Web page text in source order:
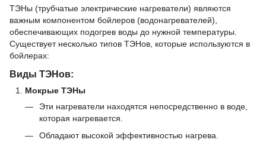
ТЭНы (трубчатые электрические нагреватели) являются
важным компонентом бойлеров (водонагревателей),
обеспечивающих подогрев воды до нужной температуры.
Существует несколько типов ТЭНов, которые используются в
бойлерах:
Виды ТЭНов:
Мокрые ТЭНы
Эти нагреватели находятся непосредственно в воде,
которая нагревается.
Обладают высокой эффективностью нагрева.